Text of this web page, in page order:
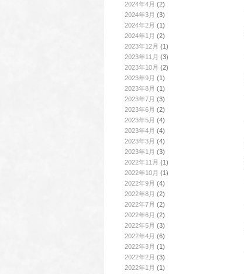
2024年4月 (2)
2024年3月 (3)
2024年2月 (1)
2024年1月 (2)
2023年12月 (1)
2023年11月 (3)
2023年10月 (2)
2023年9月 (1)
2023年8月 (1)
2023年7月 (3)
2023年6月 (2)
2023年5月 (4)
2023年4月 (4)
2023年3月 (4)
2023年1月 (3)
2022年11月 (1)
2022年10月 (1)
2022年9月 (4)
2022年8月 (2)
2022年7月 (2)
2022年6月 (2)
2022年5月 (3)
2022年4月 (6)
2022年3月 (1)
2022年2月 (3)
2022年1月 (1)